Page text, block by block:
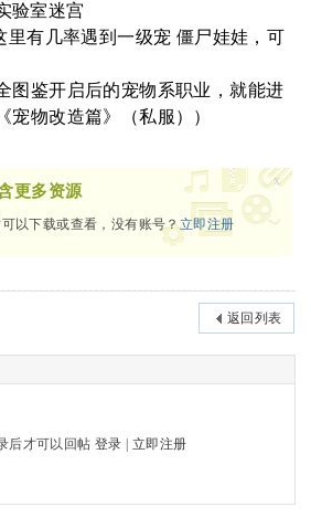
验室迷宫
里有几率遇到一级宠 僵尸娃娃，可
图鉴开启后的宠物系职业，就能进
宠物改造篇》（私服））
更多资源
以下载或查看，没有账号？立即注册
x
返回列表
后才可以回帖登录 |立即注册